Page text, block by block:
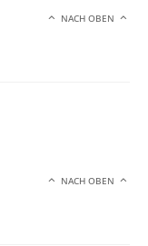
NACH OBEN
NACH OBEN